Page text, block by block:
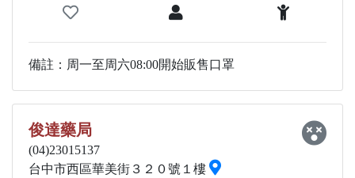
備註：周一至周六08:00開始販售口罩
俊達藥局
(04)23015137
台中市西區華美街３２０號１樓